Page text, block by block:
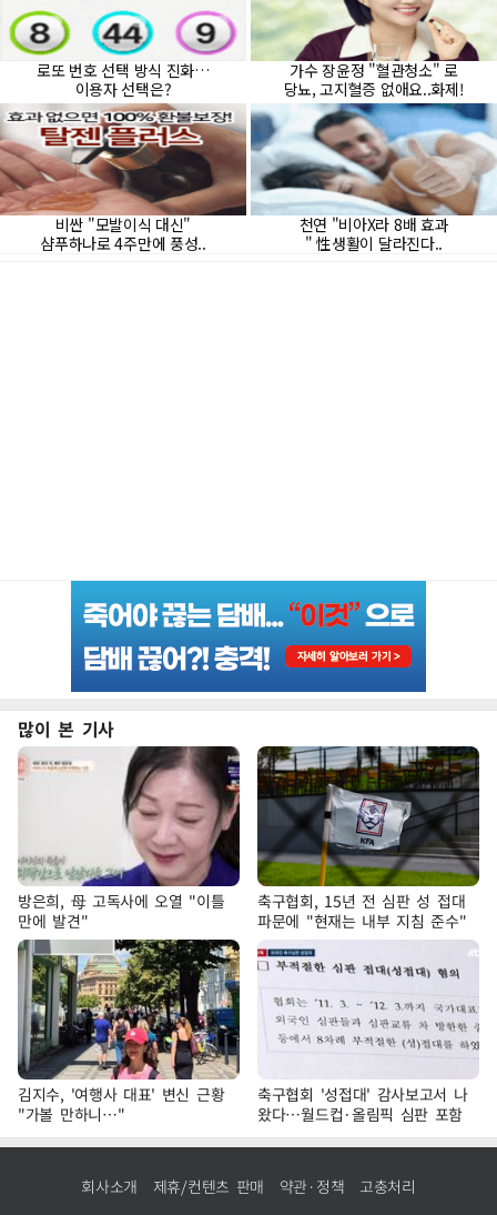
많이 본 기사
방은희, 母 고독사에 오열 "이틀
만에 발견"
축구협회, 15년 전 심판 성 접대
파문에 "현재는 내부 지침 준수"
김지수, '여행사 대표' 변신 근황
"가볼 만하니…"
축구협회 '성접대' 감사보고서 나
왔다…월드컵·올림픽 심판 포함
회사소개 제휴/컨텐츠 판매 약관·정책 고충처리